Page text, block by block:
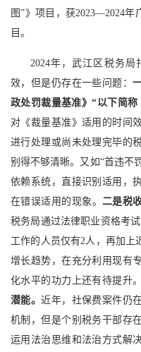
图”》项目，获2023—2024年
目。
2024年，武江区税务
效，但是仍存在一些问题：
政处罚裁量基准》“以下简
对《裁量基准》适用的时间
进行处理或尚未处理完毕的
别得不够清晰。又如“首违不
依赖系统，直接识别适用，
在错误适用的现象。 二是税
税务局通过法律职业资格考
工作的人员仅有2人，再加上
增长趋势，在充分利用现有
化水平的功力上还有待提升。
潜能。近年，社保费案件仍
机制，但是个别税务干部存
运用法治思维和法治方式解